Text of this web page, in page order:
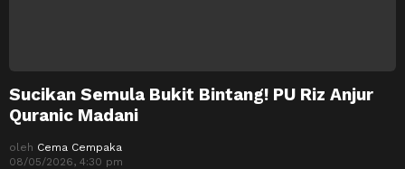
Sucikan Semula Bukit Bintang! PU Riz Anjur
Quranic Madani
oleh Cema Cempaka
08/05/2026, 4:30 pm